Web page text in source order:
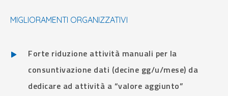
MIGLIORAMENTI ORGANIZZATIVI
Forte riduzione attività manuali per la
consuntivazione dati (decine gg/u/mese) da
dedicare ad attività a “valore aggiunto”